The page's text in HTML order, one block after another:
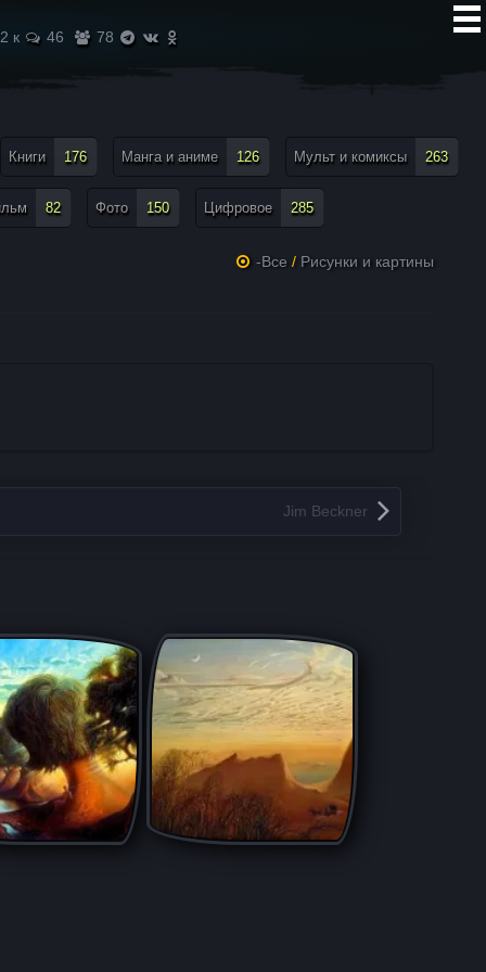
2 к 46 78
Книги 176 Манга и аниме 126 Мульт и комиксы 263
82 Фото 150 Цифровое 285
-Все / Рисунки и картины
Jim Beckner